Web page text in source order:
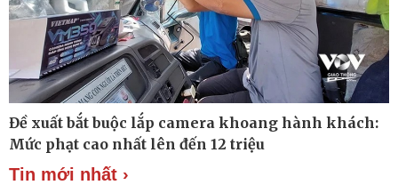
Biển đảo
Thế giới
Quan sát
Cuộc sống đó đây
Hồ sơ
Multimedia
Ảnh
Video
Đề xuất bắt buộc lắp camera khoang hành khách:
Mức phạt cao nhất lên đến 12 triệu
Tin mới nhất ›